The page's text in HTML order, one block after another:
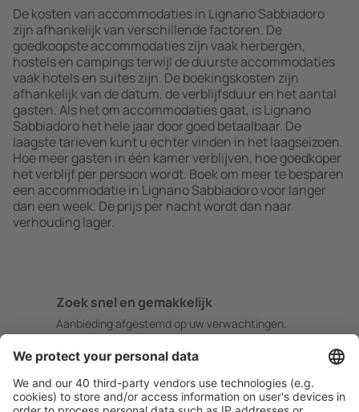
De kosten van accommodaties in Lignano Sabbiadoro
zijn afhankelijk van verschillende factoren. De
goedkoopste accommodaties zijn vaak herbergen,
hostels en campings terwijl de duurste accommodaties
vaak hotels en suites zijn. De boekingskosten zijn
afhankelijk van de datum, de verblijfsduur en het aantal
gasten. Als het om accommodaties gaat, is Lignano
Sabbiadoro het hele jaar door goed betaalbaar. De
laagste tarieven kunt u echter vinden in het laagseizoen.
Hoe meer gasten in één kamer verblijven, hoe goedkoper
het verblijf per persoon wordt. Boek om meer te besparen
een accommodatie in Lignano Sabbiadoro voor langer
dan een week. De prijs per nacht wordt dan naar
verhouding lager.
Zoek snel en gemakkelijk
Aanbieding afgestemd op uw verwachtingen.
Zorgeloos boeken met gratiss annuleringsopties.